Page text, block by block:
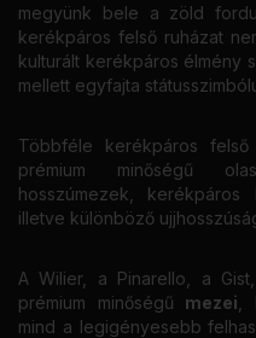
megyünk bele a zöld
kerékpáros felső ruházat
kulturált kerékpáros élmény
mellett egyfajta
Többféle kerékpáros felső
prémium minőségű
hosszúmezek, kerékpáros
illetve különböző
A Wilier, a Pinarello, a
prémium minőségű mezei
mind a legigényesebb